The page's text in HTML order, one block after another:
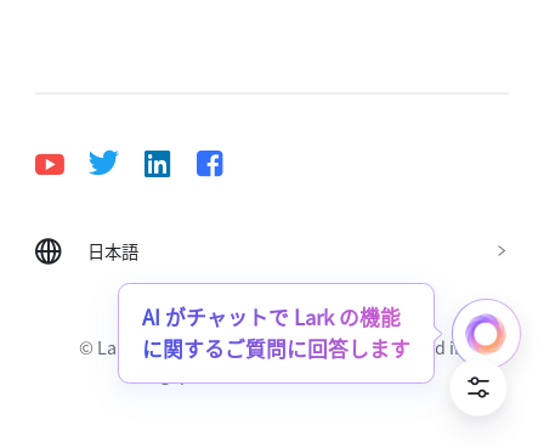
日本語
Bahasa Indonesia Deutsch English
Español
Italiano
Português (Brasil)
Tiếng Việt
ไทย 한국어 日本語
中文
Русский язык
© Lark Technologies Pte. Ltd. Headquartered in